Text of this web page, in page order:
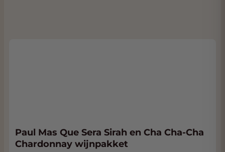
Paul Mas Que Sera Sirah en Cha Cha-Cha
Chardonnay wijnpakket